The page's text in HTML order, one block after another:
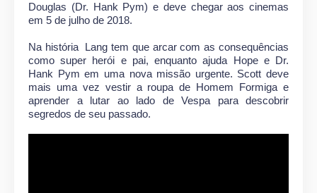
Douglas (Dr. Hank Pym) e deve chegar aos cinemas
em 5 de julho de 2018.
Na história Lang tem que arcar com as consequências
como super herói e pai, enquanto ajuda Hope e Dr.
Hank Pym em uma nova missão urgente. Scott deve
mais uma vez vestir a roupa de Homem Formiga e
aprender a lutar ao lado de Vespa para descobrir
segredos de seu passado.